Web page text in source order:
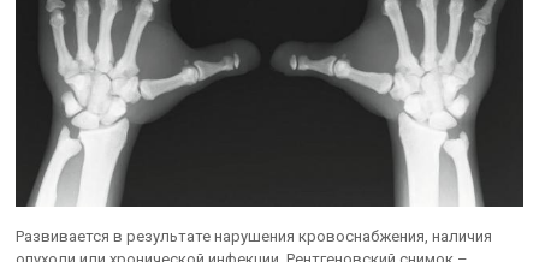
Развивается в результате нарушения кровоснабжения, наличия